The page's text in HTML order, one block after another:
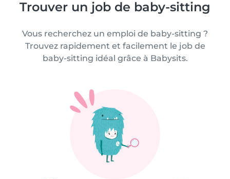
Trouver un job de baby-sitting
Vous recherchez un emploi de baby-sitting ?
Trouvez rapidement et facilement le job de
baby-sitting idéal grâce à Babysits.